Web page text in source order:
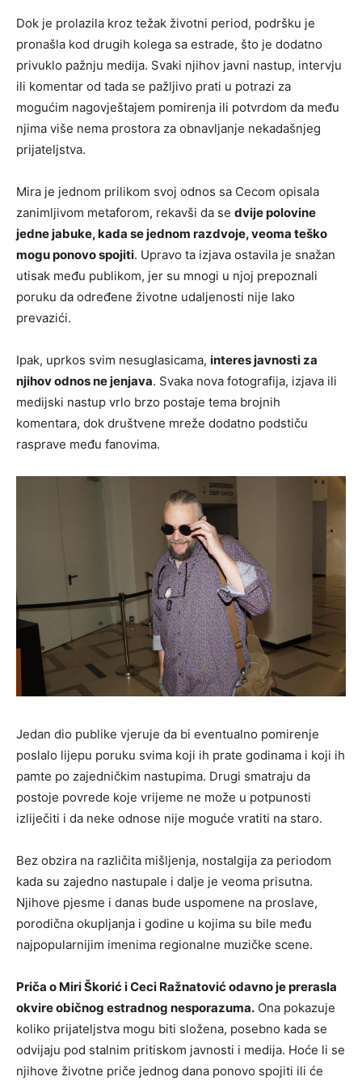
Dok je prolazila kroz težak životni period, podršku je
pronašla kod drugih kolega sa estrade, što je dodatno
privuklo pažnju medija. Svaki njihov javni nastup, intervju
ili komentar od tada se pažljivo prati u potrazi za
mogućim nagovještajem pomirenja ili potvrdom da među
njima više nema prostora za obnavljanje nekadašnjeg
prijateljstva.
Mira je jednom prilikom svoj odnos sa Cecom opisala
zanimljivom metaforom, rekavši da se dvije polovine
jedne jabuke, kada se jednom razdvoje, veoma teško
mogu ponovo spojiti. Upravo ta izjava ostavila je snažan
utisak među publikom, jer su mnogi u njoj prepoznali
poruku da određene životne udaljenosti nije lako
prevazići.
Ipak, uprkos svim nesuglasicama, interes javnosti za
njihov odnos ne jenjava. Svaka nova fotografija, izjava ili
medijski nastup vrlo brzo postaje tema brojnih
komentara, dok društvene mreže dodatno podstiču
rasprave među fanovima.
Jedan dio publike vjeruje da bi eventualno pomirenje
poslalo lijepu poruku svima koji ih prate godinama i koji ih
pamte po zajedničkim nastupima. Drugi smatraju da
postoje povrede koje vrijeme ne može u potpunosti
izliječiti i da neke odnose nije moguće vratiti na staro.
Bez obzira na različita mišljenja, nostalgija za periodom
kada su zajedno nastupale i dalje je veoma prisutna.
Njihove pjesme i danas bude uspomene na proslave,
porodična okupljanja i godine u kojima su bile među
najpopularnijim imenima regionalne muzičke scene.
Priča o Miri Škorić i Ceci Ražnatović odavno je prerasla
okvire običnog estradnog nesporazuma. Ona pokazuje
koliko prijateljstva mogu biti složena, posebno kada se
odvijaju pod stalnim pritiskom javnosti i medija. Hoće li se
njihove životne priče jednog dana ponovo spojiti ili će